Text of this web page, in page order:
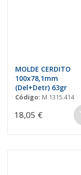
MOLDE CERDITO
100x78,1mm
(Del+Detr) 63gr
Código: M 1315.414
18,05 €